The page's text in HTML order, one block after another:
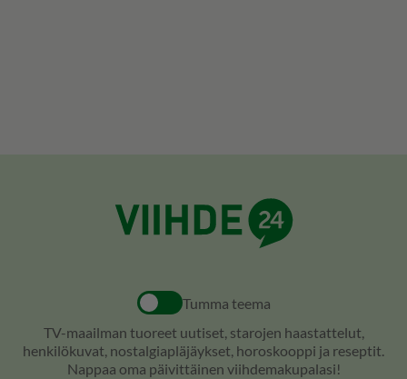
Tumma teema
TV-maailman tuoreet uutiset, starojen haastattelut,
henkilökuvat, nostalgiapläjäykset, horoskooppi ja reseptit.
Nappaa oma päivittäinen viihdemakupalasi!